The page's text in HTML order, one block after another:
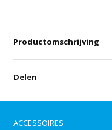
Productomschrijving
Delen
ACCESSOIRES